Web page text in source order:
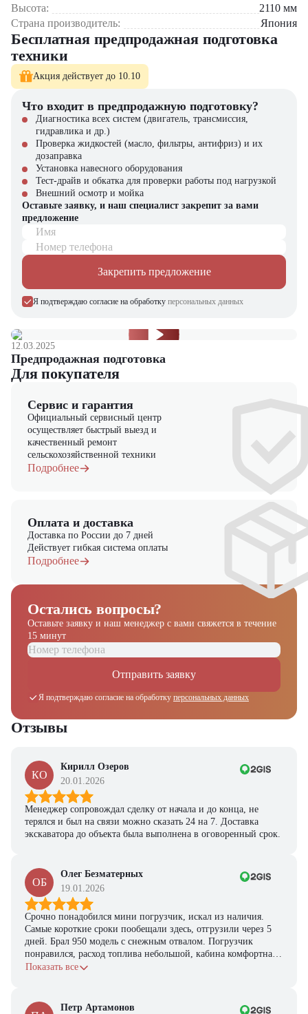
Проходимость
работать на сложных
покрытиях и открытых
площадках
Эксплуатация на открытых площадках с неровным покрытием
Почему стоит выбрать Komatsu FD20T-17?
Высокая производительность – справляется с нагрузками до 2
Надежность – проверенные японские технологии и качественная
Универсальность – подходит для разных типов работ и условий
эксплуатации
Простота обслуживания – доступ к ключевым узлам упрощает
ремонт и диагностику
Компания "ЦТО" – официальный дилер техники Komatsu,
предлагающий новые модели складского оборудования с гарантией.
У нас вы найдете: широкий выбор спецтехники, вилочных
погрузчиков, малой складской техники, навесного оборудования,
запчасти для долгосрочной эксплуатации, профессиональные
консультации по выбору техники.
Высота:
2110 мм
Страна производитель:
Япония
Бесплатная предпродажная подготовка
техники
Акция действует до 10.10
Что входит в предпродажную подготовку?
Диагностика всех систем (двигатель, трансмиссия,
гидравлика и др.)
Проверка жидкостей (масло, фильтры, антифриз) и их
дозаправка
Установка навесного оборудования
Тест-драйв и обкатка для проверки работы под нагрузкой
Внешний осмотр и мойка
Оставьте заявку, и наш специалист закрепит за вами
предложение
Имя
Номер телефона
Закрепить предложение
Я подтверждаю согласие на обработку персональных данных
12.03.2025
Предпродажная подготовка
Для покупателя
Сервис и гарантия
Официальный сервисный центр
осуществляет быстрый выезд и
качественный ремонт
сельскохозяйственной техники
Подробнее
Оплата и доставка
Доставка по России до 7 дней
Действует гибкая система оплаты
Подробнее
Остались вопросы?
Оставьте заявку и наш менеджер с вами свяжется в течение
15 минут
Отправить заявку
Я подтверждаю согласие на обработку персональных данных
Отзывы
КО
Кирилл Озеров
20.01.2026
Менеджер сопровождал сделку от начала и до конца, не
терялся и был на связи можно сказать 24 на 7. Доставка
экскаватора до объекта была выполнена в оговоренный срок.
ОБ
Олег Безматерных
19.01.2026
Срочно понадобился мини погрузчик, искал из наличия.
Самые короткие сроки пообещали здесь, отгрузили через 5
дней. Брал 950 модель с снежным отвалом. Погрузчик
понравился, расход топлива небольшой, кабина комфортная,
с задачами справляется.
Показать все
Петр Артамонов
Получите выгодное
предложение на спецтехнику
из наличия!
персональную подборку моделей и лучшие условия